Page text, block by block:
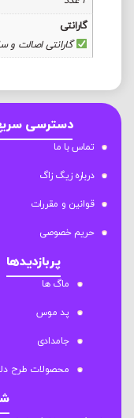
گارانتی
گارانتی اصالت و
دسترسی
تماس با ما
درباره زیگ زاگ
قوانین و مقررات
حریم خصوصی
پربازدیدها
ماگ ها
پد موس
جامدادی
محصولات طرح